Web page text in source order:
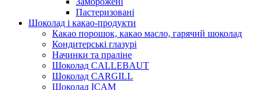
Пастеризовані
Шоколад і какао-продукти
Какао порошок, какао масло, гарячий шоколад
Кондитерські глазурі
Начинки та праліне
Шоколад CALLEBAUT
Шоколад CARGILL
Шоколад ICAM